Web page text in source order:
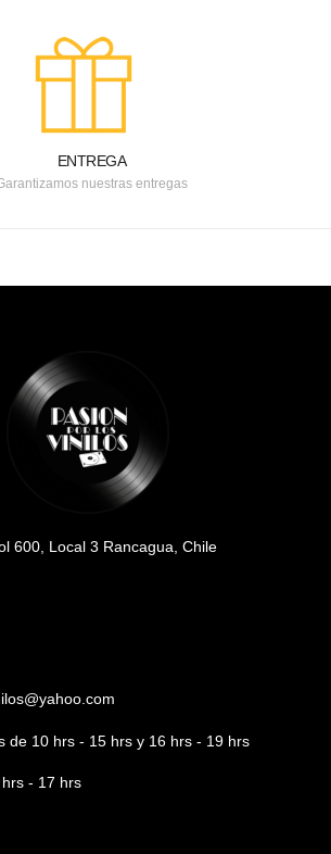
ENTREGA
nuestras entregas
600, Local 3 Rancagua, Chile
de 10 hrs - 15 hrs y 16 hrs - 19 hrs
- 17 hrs